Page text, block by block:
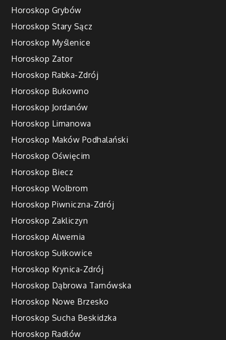
Horoskop Grybów
Horoskop Stary Sącz
Horoskop Myślenice
Horoskop Zator
Horoskop Rabka-Zdrój
Horoskop Bukowno
Horoskop Jordanów
Horoskop Limanowa
Horoskop Maków Podhalański
Horoskop Oświęcim
Horoskop Biecz
Horoskop Wolbrom
Horoskop Piwniczna-Zdrój
Horoskop Zakliczyn
Horoskop Alwernia
Horoskop Sułkowice
Horoskop Krynica-Zdrój
Horoskop Dąbrowa Tarnówska
Horoskop Nowe Brzesko
Horoskop Sucha Beskidzka
Horoskop Radłów